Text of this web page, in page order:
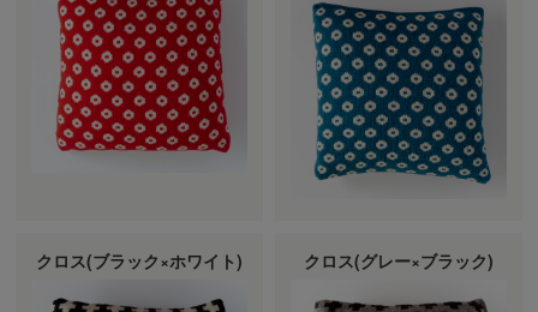
クロス(ブラック×ホワイト) クロス(グレー×ブラック)